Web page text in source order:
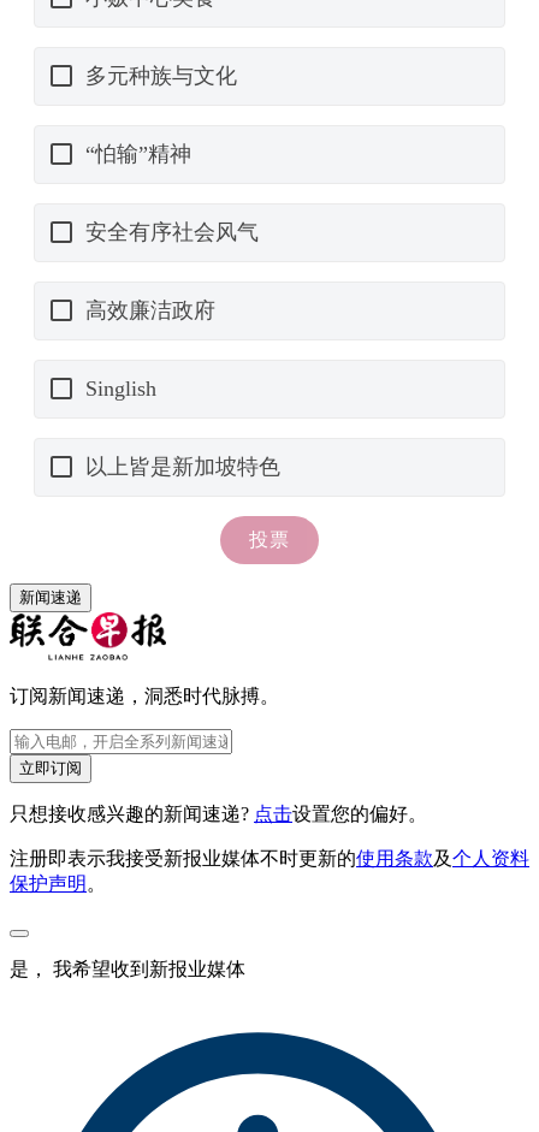
新闻速递
订阅新闻速递，洞悉时代脉搏。
立即订阅
只想接收感兴趣的新闻速递? 点击设置您的偏好。
注册即表示我接受新报业媒体不时更新的使用条款及个人资料
保护声明 。
是， 我希望收到新报业媒体